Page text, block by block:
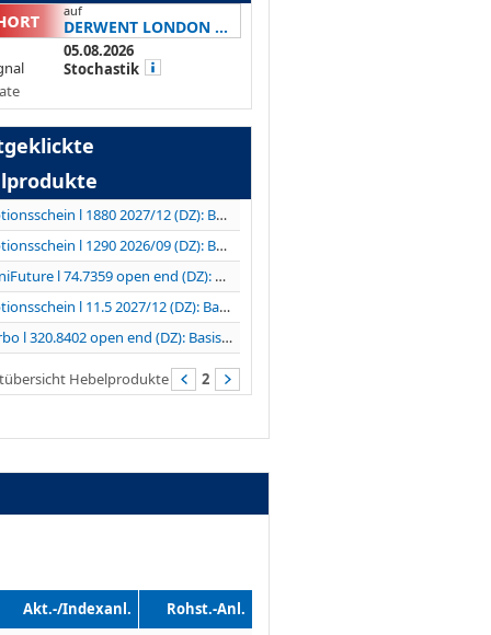
auf
DERWENT LONDON ...
05.08.2026
Stochastik
Optionsschein l 1880 2027/12 (DZ): Basiswert...
Optionsschein l 1290 2026/09 (DZ): Basiswert...
MiniFuture l 74.7359 open end (DZ): Basiswert TKMS...
Optionsschein l 11.5 2027/12 (DZ): Basiswert...
Turbo l 320.8402 open end (DZ): Basiswert LVMH
Hebelprodukte 2
Akt.-/Indexanl.
Rohst.-Anl.